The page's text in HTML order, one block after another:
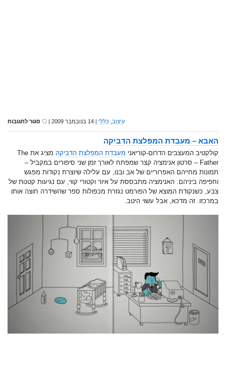
עיצוב כללי | 14 בנובמבר 2009 | סגור לתגובות
האבא – מעבדת המפלצת הדביקה
קולקטיב המעצבים הדרום-קוריאני מעבדת המפלצת הדביקה
מציג את The
Father – סרטון אנימציה קצר שמפתח לאורך זמן שני סיפורים במקביל –
תמונות מחייהם האפרוריים של אב ובנו, עם עלילה שיוצרת נקודות מפגש
וחפיפה ביניהם. האנימציה מתבססת על איור וקטורי קווי, עם נגיעות קטנות של
צבע, כשנקודת המוצא של הפורמט נגזרת מכפולות ספר שהשידרה חוצה אותו
במרכזו. זה מדכא, אבל עשוי היטב.